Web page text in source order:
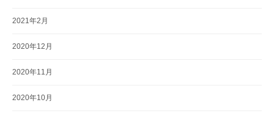
2021年2月
2020年12月
2020年11月
2020年10月